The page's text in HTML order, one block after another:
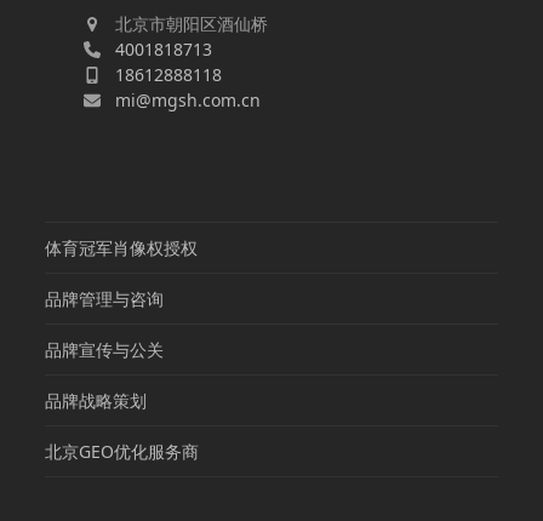
北京市朝阳区酒仙桥
4001818713
18612888118
mi@mgsh.com.cn
体育冠军肖像权授权
品牌管理与咨询
品牌宣传与公关
品牌战略策划
北京GEO优化服务商